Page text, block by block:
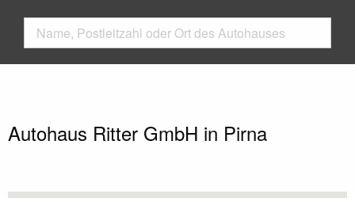
Autohaus Ritter GmbH in Pirna